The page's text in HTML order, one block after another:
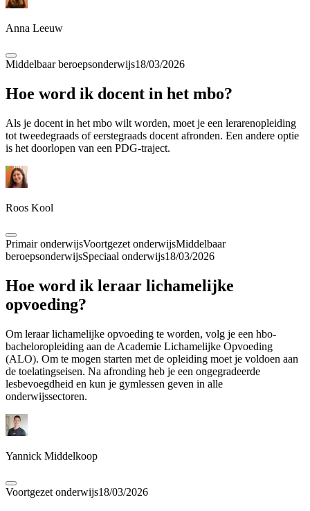
Anna Leeuw
Middelbaar beroepsonderwijs18/03/2026
Hoe word ik docent in het mbo?
Als je docent in het mbo wilt worden, moet je een lerarenopleiding
tot tweedegraads of eerstegraads docent afronden. Een andere optie
is het doorlopen van een PDG-traject.
Roos Kool
Primair onderwijsVoortgezet onderwijsMiddelbaar
beroepsonderwijsSpeciaal onderwijs18/03/2026
Hoe word ik leraar lichamelijke
opvoeding?
Om leraar lichamelijke opvoeding te worden, volg je een hbo-
bacheloropleiding aan de Academie Lichamelijke Opvoeding
(ALO). Om te mogen starten met de opleiding moet je voldoen aan
de toelatingseisen. Na afronding heb je een ongegradeerde
lesbevoegdheid en kun je gymlessen geven in alle
onderwijssectoren.
Yannick Middelkoop
Voortgezet onderwijs18/03/2026